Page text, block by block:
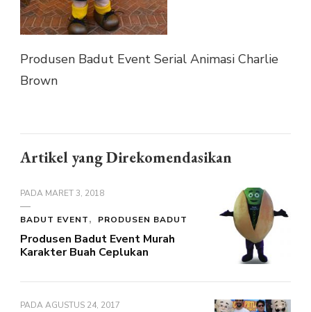
Produsen Badut Event Serial Animasi Charlie
Brown
Artikel yang Direkomendasikan
PADA MARET 3, 2018
BADUT EVENT PRODUSEN BADUT
Produsen Badut Event Murah
Karakter Buah Ceplukan
PADAAGUSTUS 24, 2017